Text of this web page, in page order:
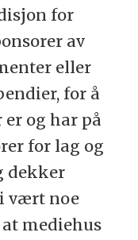
for
av
eller
for å
er og har på
for lag og
dekker
vært noe
mediehus